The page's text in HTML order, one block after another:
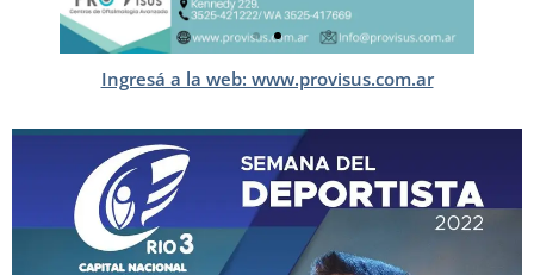
Ingresá a la web: www.provisus.com.ar